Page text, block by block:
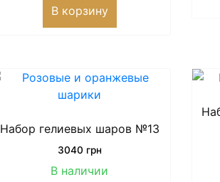
В корзину
Набор гелиевых шаров №13
3040 грн
В наличии